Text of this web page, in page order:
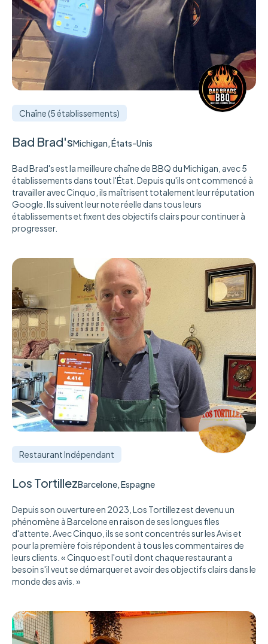
Chaîne (5 établissements)
Bad Brad'sMichigan, États-Unis
Bad Brad's est la meilleure chaîne de BBQ du Michigan, avec 5
établissements dans tout l'État. Depuis qu'ils ont commencé à
travailler avec Cinquo, ils maîtrisent totalement leur réputation
Google. Ils suivent leur note réelle dans tous leurs
établissements et fixent des objectifs clairs pour continuer à
progresser.
Restaurant Indépendant
Los TortillezBarcelone, Espagne
Depuis son ouverture en 2023, Los Tortillez est devenu un
phénomène à Barcelone en raison de ses longues files
d'attente. Avec Cinquo, ils se sont concentrés sur les Avis et
pour la première fois répondent à tous les commentaires de
leurs clients. « Cinquo est l'outil dont chaque restaurant a
besoin s'il veut se démarquer et avoir des objectifs clairs dans le
monde des avis. »